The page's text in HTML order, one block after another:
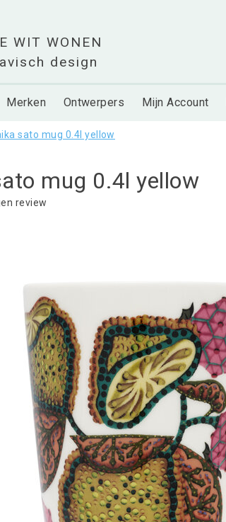
Merken Ontwerpers Mijn Account
sato mug 0.4l yellow
mug 0.4l yellow
review